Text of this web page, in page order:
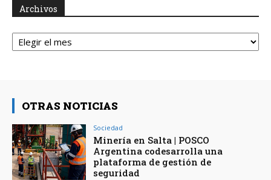
Archivos
Archivos
OTRAS NOTICIAS
Sociedad
Minería en Salta | POSCO
Argentina codesarrolla una
plataforma de gestión de
seguridad